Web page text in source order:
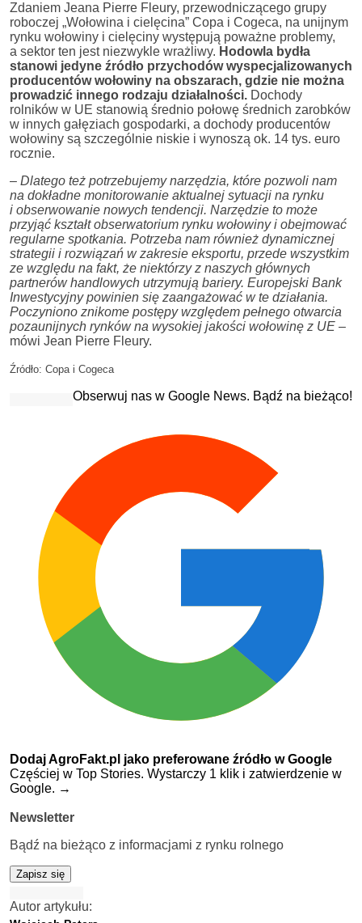
Zdaniem Jeana Pierre Fleury, przewodniczącego grupy
roboczej „Wołowina i cielęcina” Copa i Cogeca, na unijnym
rynku wołowiny i cielęciny występują poważne problemy,
a sektor ten jest niezwykle wrażliwy. Hodowla bydła
stanowi jedyne źródło przychodów wyspecjalizowanych
producentów wołowiny na obszarach, gdzie nie można
prowadzić innego rodzaju działalności. Dochody
rolników w UE stanowią średnio połowę średnich zarobków
w innych gałęziach gospodarki, a dochody producentów
wołowiny są szczególnie niskie i wynoszą ok. 14 tys. euro
rocznie.
– Dlatego też potrzebujemy narzędzia, które pozwoli nam
na dokładne monitorowanie aktualnej sytuacji na rynku
i obserwowanie nowych tendencji. Narzędzie to może
przyjąć kształt obserwatorium rynku wołowiny i obejmować
regularne spotkania. Potrzeba nam również dynamicznej
strategii i rozwiązań w zakresie eksportu, przede wszystkim
ze względu na fakt, że niektórzy z naszych głównych
partnerów handlowych utrzymują bariery. Europejski Bank
Inwestycyjny powinien się zaangażować w te działania.
Poczyniono znikome postępy względem pełnego otwarcia
pozaunijnych rynków na wysokiej jakości wołowinę z UE –
mówi Jean Pierre Fleury.
Źródło: Copa i Cogeca
Obserwuj nas w Google News. Bądź na bieżąco!
Dodaj AgroFakt.pl jako preferowane źródło w Google
Częściej w Top Stories. Wystarczy 1 klik i zatwierdzenie w
Google. →
Newsletter
Bądź na bieżąco z informacjami z rynku rolnego
Zapisz się
Autor artykułu: